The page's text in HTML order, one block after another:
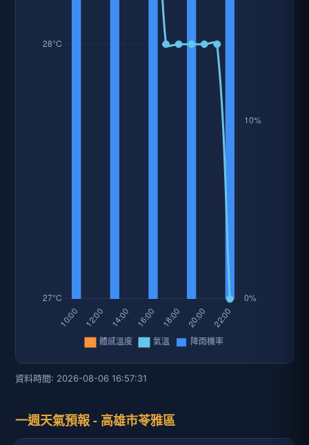
資料時間: 2026-08-06 16:57:31
一週天氣預報 - 高雄市苓雅區